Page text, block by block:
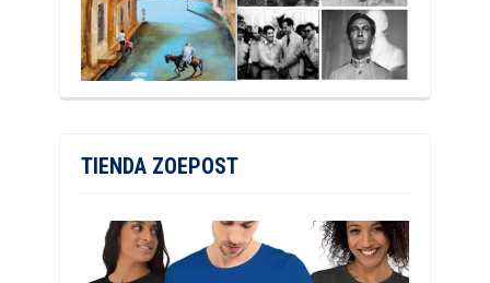
TIENDA ZOEPOST